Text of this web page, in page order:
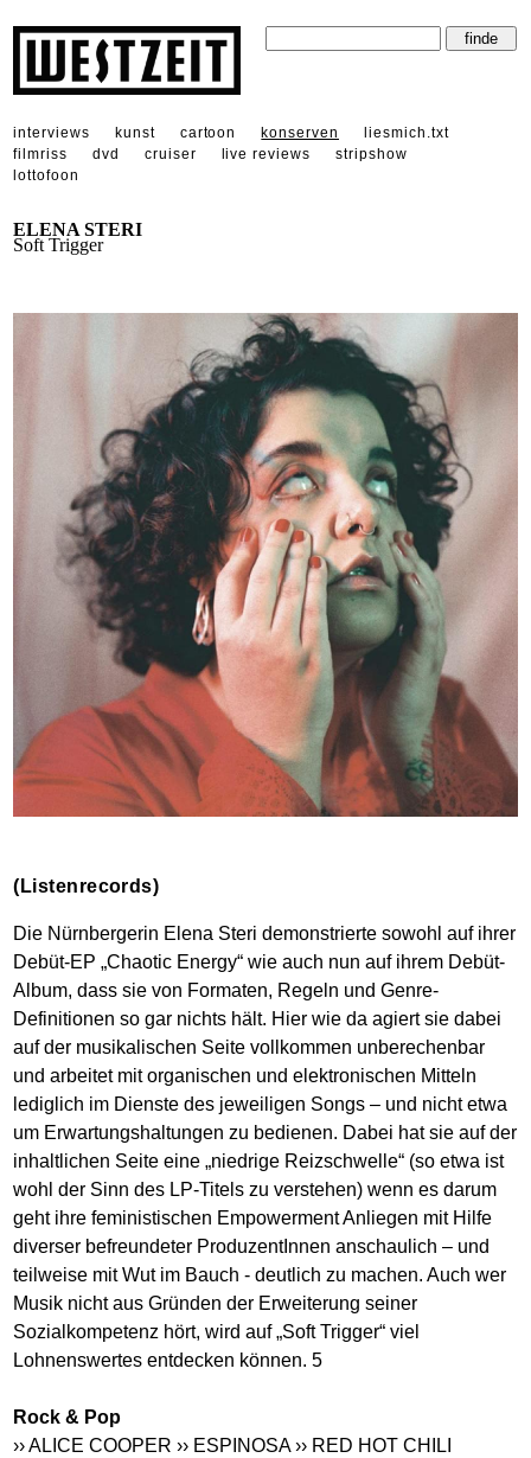
interviews kunst cartoon konserven
liesmich.txt
filmriss
dvd cruiser live reviews
stripshow
lottofoon
ELENA STERI
Soft Trigger
(Listenrecords)
Die Nürnbergerin Elena Steri demonstrierte sowohl auf ihrer
Debüt-EP „Chaotic Energy“ wie auch nun auf ihrem Debüt-
Album, dass sie von Formaten, Regeln und Genre-
Definitionen so gar nichts hält. Hier wie da agiert sie dabei
auf der musikalischen Seite vollkommen unberechenbar
und arbeitet mit organischen und elektronischen Mitteln
lediglich im Dienste des jeweiligen Songs – und nicht etwa
um Erwartungshaltungen zu bedienen. Dabei hat sie auf der
inhaltlichen Seite eine „niedrige Reizschwelle“ (so etwa ist
wohl der Sinn des LP-Titels zu verstehen) wenn es darum
geht ihre feministischen Empowerment Anliegen mit Hilfe
diverser befreundeter ProduzentInnen anschaulich – und
teilweise mit Wut im Bauch - deutlich zu machen. Auch wer
Musik nicht aus Gründen der Erweiterung seiner
Sozialkompetenz hört, wird auf „Soft Trigger“ viel
Lohnenswertes entdecken können. 5
Rock & Pop
›› ALICE COOPER ›› ESPINOSA ›› RED HOT CHILI